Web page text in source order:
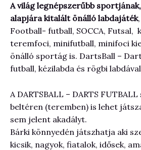
A világ legnépszerűbb
alapjára kitalált önálló labdajáték
Football- futball, SOCCA, Futsal,
teremfoci, minifutball, minifoci
önálló sportág is. DartsBall –
futball, kézilabda és rögbi
A DARTSBALL – DARTS
beltéren (teremben) is lehet
sem jelent akadályt.
Bárki könnyedén játszhatja aki
kicsik, nagyok, fiatalok, idősek,